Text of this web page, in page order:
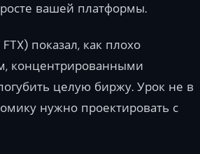
вашей платформы.
показал, как плохо
концентрированными
целую биржу. Урок не в
нужно проектировать с